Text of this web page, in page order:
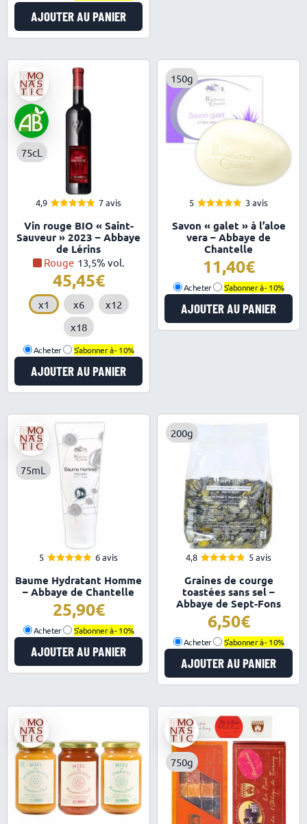
était :
54,90€.
est :
53,00€.
AJOUTER AU PANIER
75cL
4,9
sur 5
7 avis
Vin rouge BIO « Saint-
Sauveur » 2023 – Abbaye
de Lérins
Rouge 13,5% vol.
45,45
x1 x6
x12
x18
Acheter S'abonner à -10%
AJOUTER AU PANIER
150g
5
sur 5
3 avis
Savon « galet » à l’aloe
vera – Abbaye de
Chantelle
11,40
Acheter S'abonner à -10%
AJOUTER AU PANIER
75mL
5
sur 5
6 avis
Baume Hydratant Homme
– Abbaye de Chantelle
25,90
Acheter S'abonner à -10%
AJOUTER AU PANIER
200g
4,8
sur 5
5 avis
Graines de courge
toastées sans sel –
Abbaye de Sept-Fons
6,50
Acheter S'abonner à -10%
AJOUTER AU PANIER
750g